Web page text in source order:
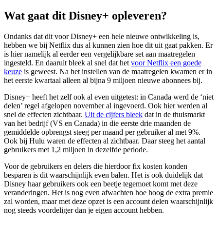
Wat gaat dit Disney+ opleveren?
Ondanks dat dit voor Disney+ een hele nieuwe ontwikkeling is,
hebben we bij Netflix dus al kunnen zien hoe dit uit gaat pakken. Er
is hier namelijk al eerder een vergelijkbare set aan maatregelen
ingesteld. En daaruit bleek al snel dat het voor Netflix een goede
keuze is geweest. Na het instellen van de maatregelen kwamen er in
het eerste kwartaal alleen al bijna 9 miljoen nieuwe abonnees bij.
Disney+ heeft het zelf ook al even uitgetest: in Canada werd de ‘niet
delen’ regel afgelopen november al ingevoerd. Ook hier werden al
snel de effecten zichtbaar. Uit de cijfers bleek dat in de thuismarkt
van het bedrijf (VS en Canada) in die eerste drie maanden de
gemiddelde opbrengst steeg per maand per gebruiker al met 9%.
Ook bij Hulu waren de effecten al zichtbaar. Daar steeg het aantal
gebruikers met 1,2 miljoen in dezelfde periode.
Voor de gebruikers en delers die hierdoor fix kosten konden
besparen is dit waarschijnlijk even balen. Het is ook duidelijk dat
Disney haar gebruikers ook een beetje tegemoet komt met deze
veranderingen. Het is nog even afwachten hoe hoog de extra premie
zal worden, maar met deze opzet is een account delen waarschijnlijk
nog steeds voordeliger dan je eigen account hebben.